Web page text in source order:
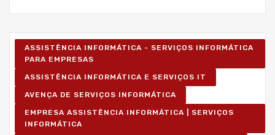
ASSISTÊNCIA INFORMÁTICA - SERVIÇOS INFORMÁTICA
PARA EMPRESAS
ASSISTÊNCIA INFORMÁTICA E SERVIÇOS IT
AVENÇA DE SERVIÇOS INFORMÁTICA
EMPRESA ASSISTÊNCIA INFORMÁTICA | SERVIÇOS
INFORMÁTICA